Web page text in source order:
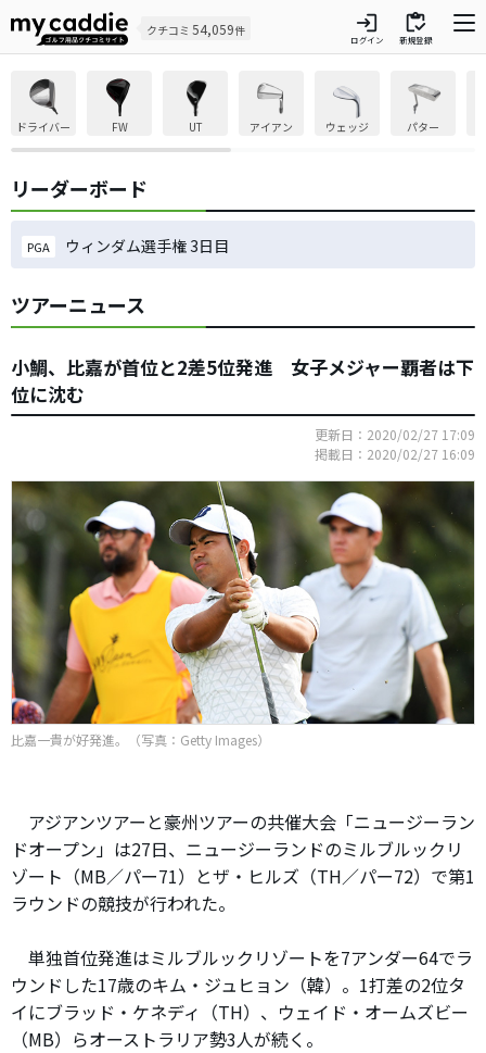
クチコミ 54,059件 login
ログイン
inventory
新規登録
ドライバー FW UT アイアン ウェッジ パター
リーダーボード
PGA ウィンダム選手権 3日目
ツアーニュース
小鯛、比嘉が首位と2差5位発進 女子メジャー覇者は下
位に沈む
更新日：2020/02/27 17:09
掲載日：2020/02/27 16:09
比嘉一貴が好発進。（写真：Getty Images）
アジアンツアーと豪州ツアーの共催大会「ニュージーラン
ドオープン」は27日、ニュージーランドのミルブルックリ
ゾート（MB／パー71）とザ・ヒルズ（TH／パー72）で第1
ラウンドの競技が行われた。
単独首位発進はミルブルックリゾートを7アンダー64でラ
ウンドした17歳のキム・ジュヒョン（韓）。1打差の2位タ
イにブラッド・ケネディ（TH）、ウェイド・オームズビー
（MB）らオーストラリア勢3人が続く。